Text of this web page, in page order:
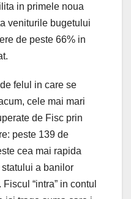
in primele noua
veniturile bugetului
de peste 66% in
felul in care se
cele mai mari
de Fisc prin
peste 139 de
cea mai rapida
a banilor
“intra” in contul